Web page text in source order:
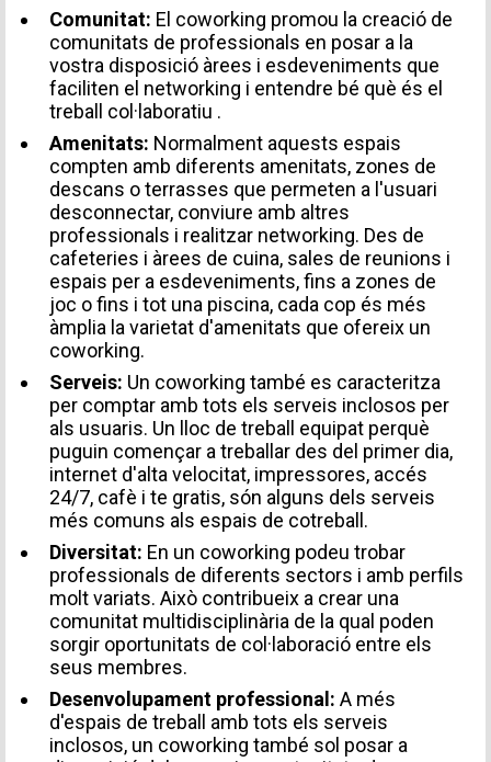
Comunitat: El coworking promou la creació de
comunitats de professionals en posar a la
vostra disposició àrees i esdeveniments que
faciliten el networking i entendre bé què és el
treball col·laboratiu .
Amenitats: Normalment aquests espais
compten amb diferents amenitats, zones de
descans o terrasses que permeten a l'usuari
desconnectar, conviure amb altres
professionals i realitzar networking. Des de
cafeteries i àrees de cuina, sales de reunions i
espais per a esdeveniments, fins a zones de
joc o fins i tot una piscina, cada cop és més
àmplia la varietat d'amenitats que ofereix un
coworking.
Serveis: Un coworking també es caracteritza
per comptar amb tots els serveis inclosos per
als usuaris. Un lloc de treball equipat perquè
puguin començar a treballar des del primer dia,
internet d'alta velocitat, impressores, accés
24/7, cafè i te gratis, són alguns dels serveis
més comuns als espais de cotreball.
Diversitat: En un coworking podeu trobar
professionals de diferents sectors i amb perfils
molt variats. Això contribueix a crear una
comunitat multidisciplinària de la qual poden
sorgir oportunitats de col·laboració entre els
seus membres.
Desenvolupament professional: A més
d'espais de treball amb tots els serveis
inclosos, un coworking també sol posar a